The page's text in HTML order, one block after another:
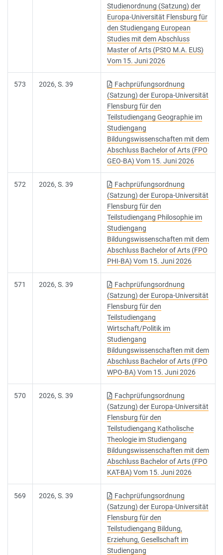
Studienordnung (Satzung) der
Europa-Universität Flensburg für
den Studiengang European
Studies mit dem Abschluss
Master of Arts (PStO M.A. EUS)
Vom 15. Juni 2026
573 2026, S. 39
Fachprüfungsordnung
(Satzung) der Europa-Universität
Flensburg für den
Teilstudiengang Geographie im
Studiengang
Bildungswissenschaften mit dem
Abschluss Bachelor of Arts (FPO
GEO-BA) Vom 15. Juni 2026
572 2026, S. 39
Fachprüfungsordnung
(Satzung) der Europa-Universität
Flensburg für den
Teilstudiengang Philosophie im
Studiengang
Bildungswissenschaften mit dem
Abschluss Bachelor of Arts (FPO
PHI-BA) Vom 15. Juni 2026
571 2026, S. 39
Fachprüfungsordnung
(Satzung) der Europa-Universität
Flensburg für den
Teilstudiengang
Wirtschaft/Politik im
Studiengang
Bildungswissenschaften mit dem
Abschluss Bachelor of Arts (FPO
WPO-BA) Vom 15. Juni 2026
570 2026, S. 39
Fachprüfungsordnung
(Satzung) der Europa-Universität
Flensburg für den
Teilstudiengang Katholische
Theologie im Studiengang
Bildungswissenschaften mit dem
Abschluss Bachelor of Arts (FPO
KAT-BA) Vom 15. Juni 2026
569 2026, S. 39
Fachprüfungsordnung
(Satzung) der Europa-Universität
Flensburg für den
Teilstudiengang Bildung,
Erziehung, Gesellschaft im
Studiengang